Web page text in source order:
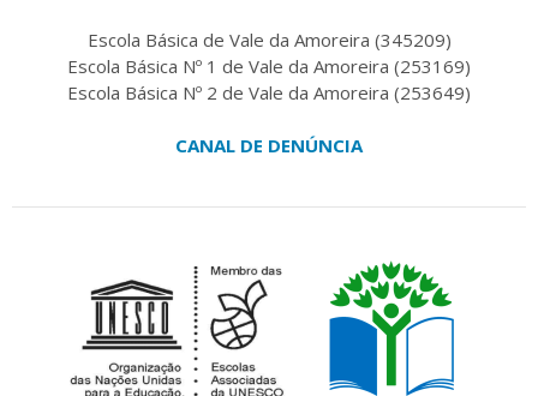
Escola Básica de Vale da Amoreira (345209)
Escola Básica Nº 1 de Vale da Amoreira (253169)
Escola Básica Nº 2 de Vale da Amoreira (253649)
CANAL DE DENÚNCIA